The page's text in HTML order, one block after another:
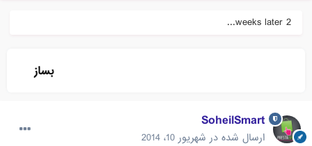
2 weeks later...
SoheilSmart
ارسال شده در شهریور 10، 2014